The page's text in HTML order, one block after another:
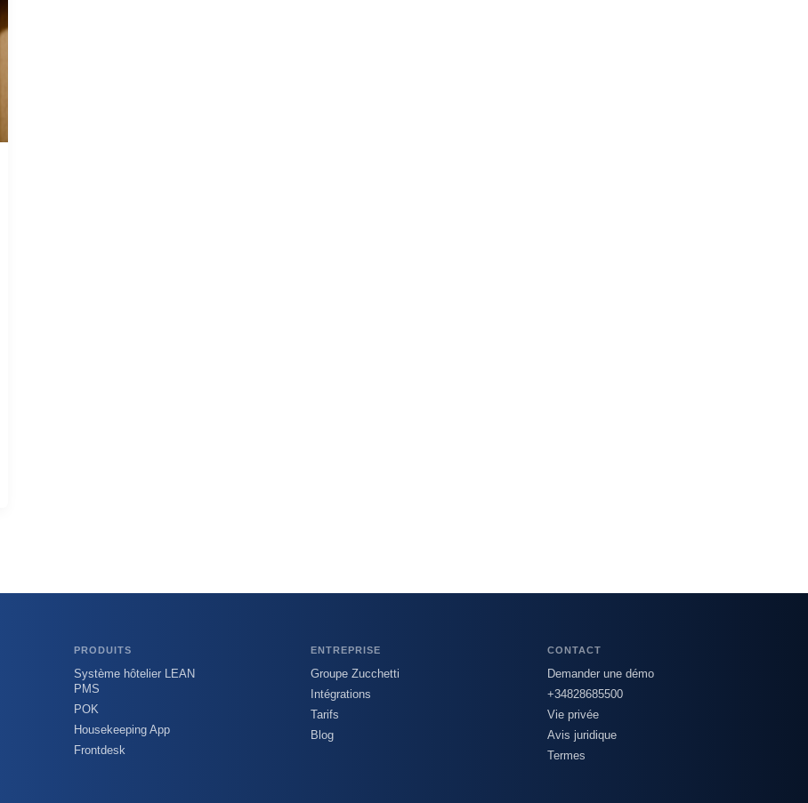
PRODUITS
Système hôtelier LEAN
PMS
POK
Housekeeping App
Frontdesk
ENTREPRISE
Groupe Zucchetti
Intégrations
Tarifs
Blog
CONTACT
Demander une démo
+34828685500
Vie privée
Avis juridique
Termes